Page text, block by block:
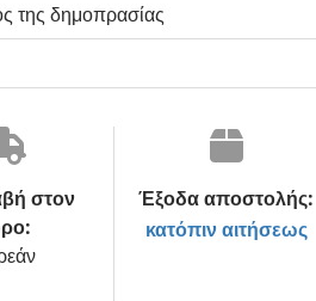
της δημοπρασίας
στον
Έξοδα αποστολής:
κατόπιν αιτήσεως